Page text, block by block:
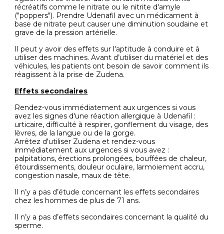
récréatifs comme le nitrate ou le nitrite d'amyle
("poppers"). Prendre Udenafil avec un médicament à
base de nitrate peut causer une diminution soudaine et
grave de la pression artérielle.
Il peut y avoir des effets sur l'aptitude à conduire et à
utiliser des machines. Avant d’utiliser du matériel et des
véhicules, les patients ont besoin de savoir comment ils
réagissent à la prise de Zudena.
Effets secondaires
Rendez-vous immédiatement aux urgences si vous
avez les signes d'une réaction allergique à Udenafil :
urticaire, difficulté à respirer, gonflement du visage, des
lèvres, de la langue ou de la gorge.
Arrêtez d'utiliser Zudena et rendez-vous
immédiatement aux urgences si vous avez :
palpitations, érections prolongées, bouffées de chaleur,
étourdissements, douleur oculaire, larmoiement accru,
congestion nasale, maux de tête.
Il n’y a pas d’étude concernant les effets secondaires
chez les hommes de plus de 71 ans.
Il n’y a pas d’effets secondaires concernant la qualité du
sperme.